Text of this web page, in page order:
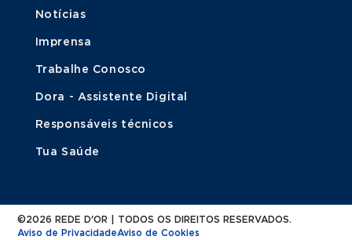
Notícias
Imprensa
Trabalhe Conosco
Dora - Assistente Digital
Responsáveis técnicos
Tua Saúde
©2026 REDE D'OR | TODOS OS DIREITOS RESERVADOS.
Aviso de PrivacidadeAviso de Cookies